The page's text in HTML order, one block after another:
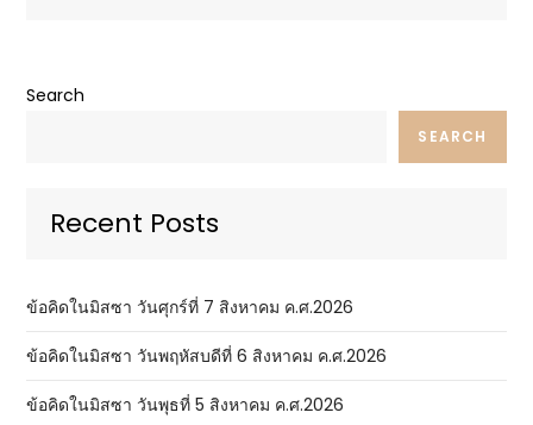
Search
SEARCH
Recent Posts
ข้อคิดในมิสซา วันศุกร์ที่ 7 สิงหาคม ค.ศ.2026
ข้อคิดในมิสซา วันพฤหัสบดีที่ 6 สิงหาคม ค.ศ.2026
ข้อคิดในมิสซา วันพุธที่ 5 สิงหาคม ค.ศ.2026